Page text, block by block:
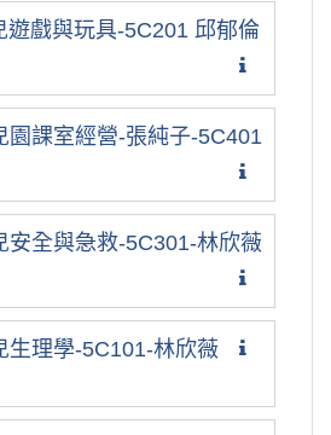
遊戲與玩具-5C201 邱郁倫
園課室經營-張純子-5C401
安全與急救-5C301-林欣薇
生理學-5C101-林欣薇